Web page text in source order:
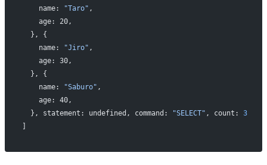
    name:
"Taro" ,
    age: 20,
  }, {
    name:
"Jiro" ,
    age: 30,
  }, {
    name:
"Saburo" ,
    age: 40,
  }, statement: undefined, command:
"SELECT" , count: 3
]